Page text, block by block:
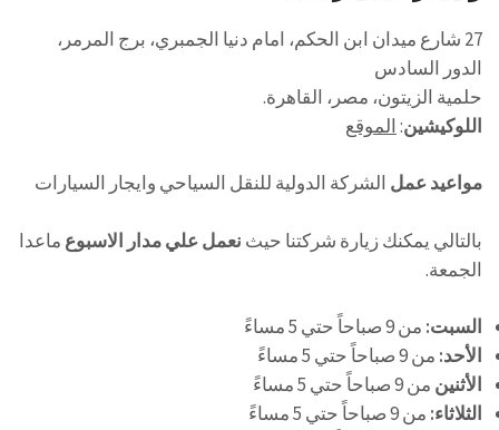
27 شارع ميدان ابن الحكم، امام دنيا الجمبري، برج المرمر،
الدور السادس
حلمية الزيتون، مصر، القاهرة.
اللوكيشين: الموقع
مواعيد عمل الشركة الدولية للنقل السياحي وايجار السيارات
بالتالي يمكنك زيارة شركتنا حيث نعمل علي مدار الاسبوع ماعدا
الجمعة.
السبت: من 9 صباحاً حتي 5 مساءً
الأحد: من 9 صباحاً حتي 5 مساءً
الأثنين من 9 صباحاً حتي 5 مساءً
الثلاثاء: من 9 صباحاً حتي 5 مساءً